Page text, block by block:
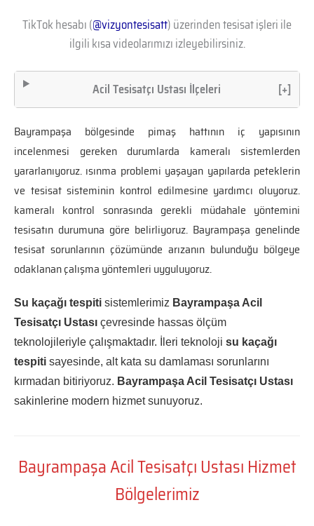
TikTok hesabı (@vizyontesisatt) üzerinden tesisat işleri ile
ilgili kısa videolarımızı izleyebilirsiniz.
Acil Tesisatçı Ustası İlçeleri [+]
Bayrampaşa bölgesinde pimaş hattının iç yapısının
incelenmesi gereken durumlarda kameralı sistemlerden
yararlanıyoruz. ısınma problemi yaşayan yapılarda peteklerin
ve tesisat sisteminin kontrol edilmesine yardımcı oluyoruz.
kameralı kontrol sonrasında gerekli müdahale yöntemini
tesisatın durumuna göre belirliyoruz. Bayrampaşa genelinde
tesisat sorunlarının çözümünde arızanın bulunduğu bölgeye
odaklanan çalışma yöntemleri uyguluyoruz.
Su kaçağı tespiti sistemlerimiz Bayrampaşa Acil
Tesisatçı Ustası çevresinde hassas ölçüm
teknolojileriyle çalışmaktadır. İleri teknoloji su kaçağı
tespiti sayesinde, alt kata su damlaması sorunlarını
kırmadan bitiriyoruz. Bayrampaşa Acil Tesisatçı Ustası
sakinlerine modern hizmet sunuyoruz.
Bayrampaşa Acil Tesisatçı Ustası Hizmet
Bölgelerimiz